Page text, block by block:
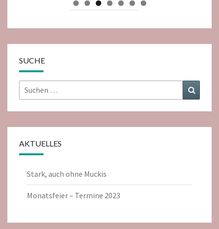
SUCHE
Suchen
nach:
AKTUELLES
Stark, auch ohne Muckis
Monatsfeier – Termine 2023